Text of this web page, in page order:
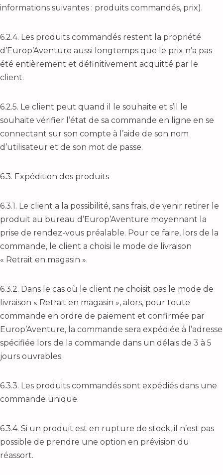
informations suivantes : produits commandés, prix).
6.2.4. Les produits commandés restent la propriété
d’Europ’Aventure aussi longtemps que le prix n’a pas
été entièrement et définitivement acquitté par le
client.
6.2.5. Le client peut quand il le souhaite et s’il le
souhaite vérifier l’état de sa commande en ligne en se
connectant sur son compte à l’aide de son nom
d’utilisateur et de son mot de passe.
6.3. Expédition des produits
6.3.1. Le client a la possibilité, sans frais, de venir retirer le
produit au bureau d’Europ’Aventure moyennant la
prise de rendez-vous préalable. Pour ce faire, lors de la
commande, le client a choisi le mode de livraison
« Retrait en magasin ».
6.3.2. Dans le cas où le client ne choisit pas le mode de
livraison « Retrait en magasin », alors, pour toute
commande en ordre de paiement et confirmée par
Europ’Aventure, la commande sera expédiée à l’adresse
spécifiée lors de la commande dans un délais de 3 à 5
jours ouvrables.
6.3.3. Les produits commandés sont expédiés dans une
commande unique.
6.3.4. Si un produit est en rupture de stock, il n’est pas
possible de prendre une option en prévision du
réassort.